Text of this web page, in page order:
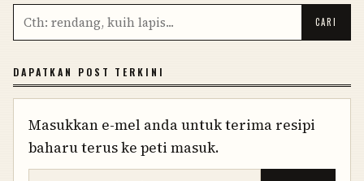
DAPATKAN POST TERKINI
Masukkan e-mel anda untuk terima resipi
baharu terus ke peti masuk.